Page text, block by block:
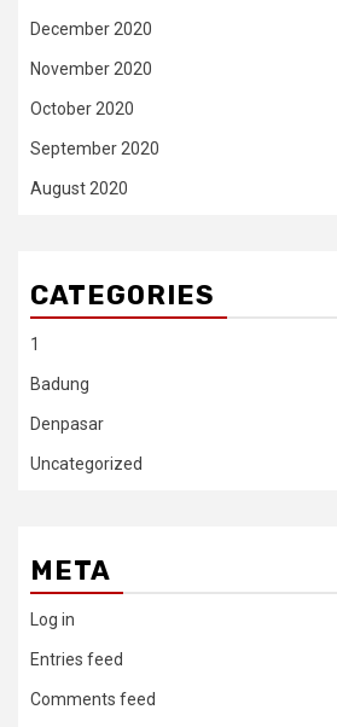
December 2020
November 2020
October 2020
September 2020
August 2020
CATEGORIES
1
Badung
Denpasar
Uncategorized
META
Log in
Entries feed
Comments feed